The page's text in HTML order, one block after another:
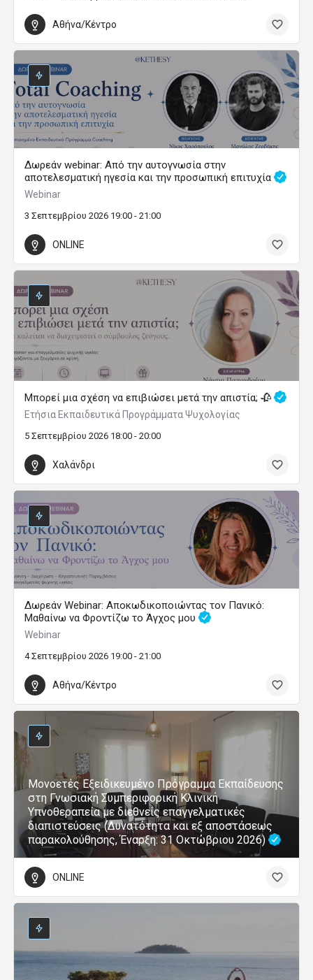
Αθήνα/Κέντρο
Δωρεάν webinar: Από την αυτογνωσία στην
αποτελεσματική ηγεσία και την προσωπική επιτυχία
Webinar
3 Σεπτεμβρίου 2026 19:00 - 21:00
ONLINE
Μπορεί μια σχέση να επιβιώσει μετά την απιστία; 🥀
Ετήσια Εκπαιδευτικά Προγράμματα Ψυχολογίας
5 Σεπτεμβρίου 2026 18:00 - 20:00
Χαλάνδρι
Δωρεάν Webinar: Αποκωδικοποιώντας τον Πανικό:
Μαθαίνω να Φροντίζω το Άγχος μου
Webinar
4 Σεπτεμβρίου 2026 19:00 - 21:00
Αθήνα/Κέντρο
Μονοετές Εξειδικευμένο Πρόγραμμα Εκπαίδευσης
στη Γνωσιακή Συμπεριφορική Κλινική
Υπνοθεραπεία με διεθνείς επαγγελματικές
διαπιστεύσεις (Δυνατότητα και εξ αποστάσεως
παρακολούθησης, Έναρξη: 31 Οκτώβριου 2026)
ONLINE